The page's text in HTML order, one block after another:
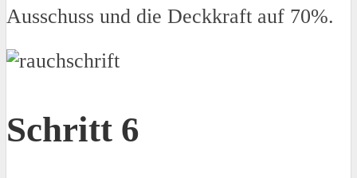
Ausschuss und die Deckkraft auf 70%.
Schritt 6